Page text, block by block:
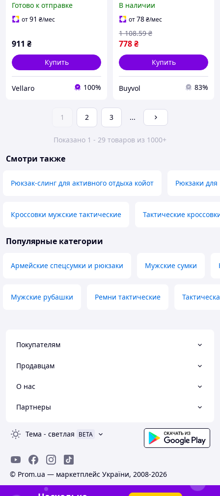
для завдань та
повсякденного
Готово к отправке
от91 ₴/мес
911 ₴
Купить
Vellaro 100%
женщин для
повседневного
использования BUV
В наличии
от78₴/мес
778₴
1 108.59 ₴
Купить
Buyvol 83%
1 2 3 ...
Показано 1 - 29 товаров из 1000+
Смотри также
Рюкзак-слинг для активного отдыха койот Рюкзаки для
Кроссовки мужские тактические Тактические
Популярные категории
Армейские спецсумки и рюкзаки Мужские сумки
Мужские рубашки Ремни тактические
Покупателям
Продавцам
О нас
Партнеры
Тема - светлая BETA
© Prom.ua — маркетплейс України, 2008-2026